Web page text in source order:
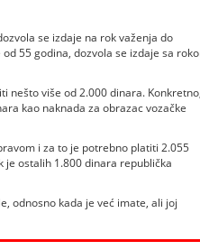
se izdaje na rok važenja do
55 godina, dozvola se izdaje sa
nešto više od 2.000 dinara. Konkretno,
kao naknada za obrazac vozačke
i za to je potrebno platiti 2.055
je ostalih 1.800 dinara republička
odnosno kada je već imate, ali joj